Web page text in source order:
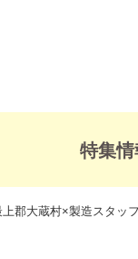
特集情
上郡大蔵村×製造スタッ